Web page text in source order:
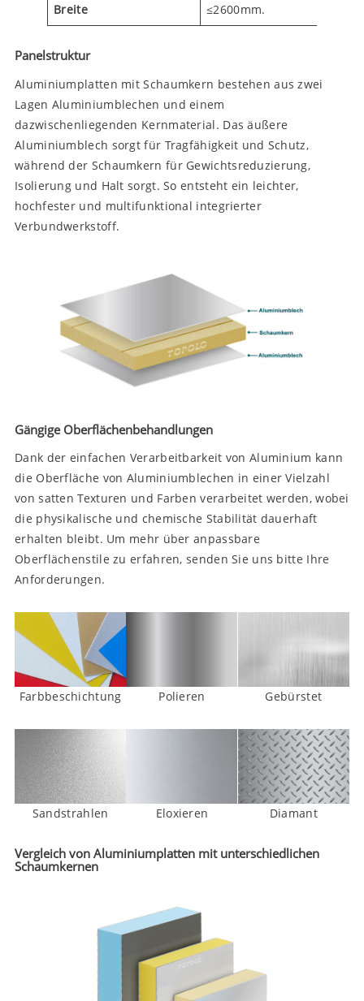
Breite ≤2600mm.
Panelstruktur
Aluminiumplatten mit Schaumkern bestehen aus zwei
Lagen Aluminiumblechen und einem
dazwischenliegenden Kernmaterial. Das äußere
Aluminiumblech sorgt für Tragfähigkeit und Schutz,
während der Schaumkern für Gewichtsreduzierung,
Isolierung und Halt sorgt. So entsteht ein leichter,
hochfester und multifunktional integrierter
Verbundwerkstoff.
Gängige Oberflächenbehandlungen
Dank der einfachen Verarbeitbarkeit von Aluminium kann
die Oberfläche von Aluminiumblechen in einer Vielzahl
von satten Texturen und Farben verarbeitet werden, wobei
die physikalische und chemische Stabilität dauerhaft
erhalten bleibt. Um mehr über anpassbare
Oberflächenstile zu erfahren, senden Sie uns bitte Ihre
Anforderungen.
Farbbeschichtung Polieren Gebürstet
Sandstrahlen Eloxieren Diamant
Vergleich von Aluminiumplatten mit unterschiedlichen
Schaumkernen